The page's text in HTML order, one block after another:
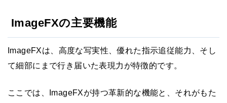
ImageFXの主要機能
ImageFXは、高度な写実性、優れた指示追従能力、そし
て細部にまで行き届いた表現力が特徴的です。
ここでは、ImageFXが持つ革新的な機能と、それがもた